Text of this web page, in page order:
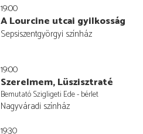
19:00
A Lourcine utcai gyilkosság
Sepsiszentgyörgyi színház
19:00
Szerelmem, Lüszisztraté
Bemutató Szigligeti Ede - bérlet
Nagyváradi színház
19:30